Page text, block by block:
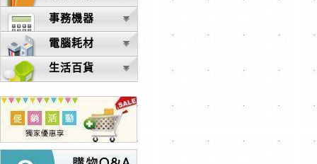
事務機器
電腦耗材
生活百貨